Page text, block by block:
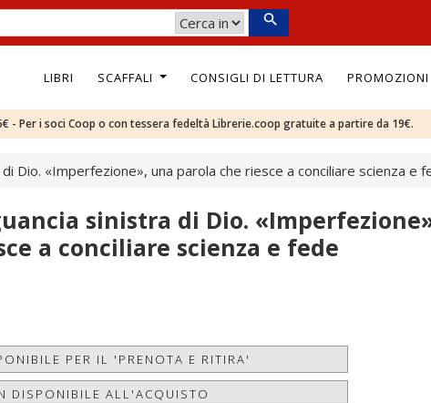
LIBRI SCAFFALI CONSIGLI DI LETTURA PROMOZIONI
- Per i soci Coop o con tessera fedeltà Librerie.coop gratuite a partire da 19€.
Dio. «Imperfezione», una parola che riesce a conciliare scienza e
sinistra di Dio.
a conciliare scienza e fede
PER IL 'PRENOTA E RITIRA'
DISPONIBILE ALL'ACQUISTO